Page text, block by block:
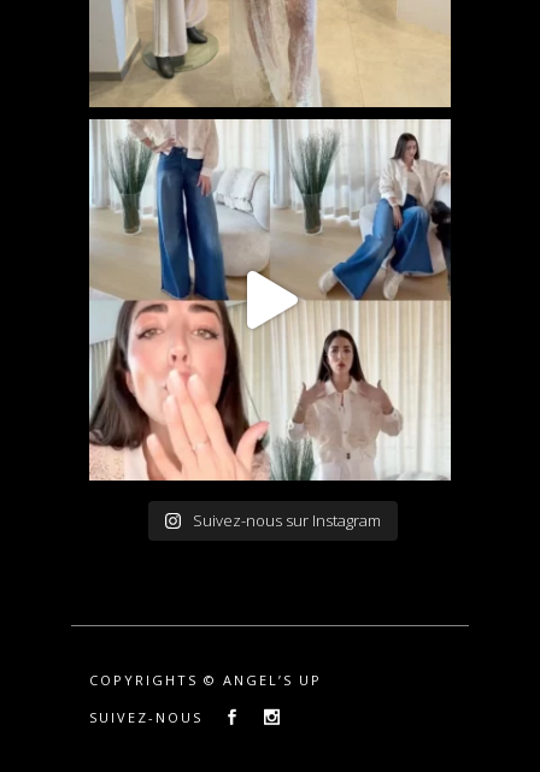
Suivez-nous sur Instagram
COPYRIGHTS © ANGEL’S UP
SUIVEZ-NOUS